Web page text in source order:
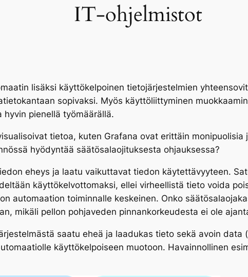
IT-ohjelmistot
lisäksi käyttökelpoinen tietojärjestelmien
sopivaksi. Myös käyttöliittyminen
hyvin pienellä työmäärällä.
tietoa, kuten Grafana ovat erittäin
hyödyntää säätösalaojituksesta ohjauksessa?
eheys ja laatu vaikuttavat tiedon käytettävyyteen.
käyttökelvottomaksi, ellei virheellistä tieto voida
automaation toiminnalle keskeinen. Onko
mikäli pellon pohjaveden pinnankorkeudesta ei ole
saatu eheä ja laadukas tieto sekä avoin
käyttökelpoiseen muotoon. Havainnollinen